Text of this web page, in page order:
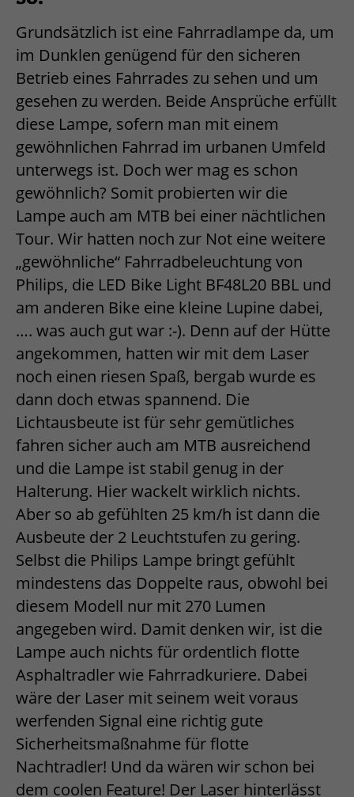
Grundsätzlich ist eine Fahrradlampe da, um
im Dunklen genügend für den sicheren
Betrieb eines Fahrrades zu sehen und um
gesehen zu werden. Beide Ansprüche erfüllt
diese Lampe, sofern man mit einem
gewöhnlichen Fahrrad im urbanen Umfeld
unterwegs ist. Doch wer mag es schon
gewöhnlich? Somit probierten wir die
Lampe auch am MTB bei einer nächtlichen
Tour. Wir hatten noch zur Not eine weitere
„gewöhnliche“ Fahrradbeleuchtung von
Philips, die LED Bike Light BF48L20 BBL und
am anderen Bike eine kleine Lupine dabei,
…. was auch gut war :-). Denn auf der Hütte
angekommen, hatten wir mit dem Laser
noch einen riesen Spaß, bergab wurde es
dann doch etwas spannend. Die
Lichtausbeute ist für sehr gemütliches
fahren sicher auch am MTB ausreichend
und die Lampe ist stabil genug in der
Halterung. Hier wackelt wirklich nichts.
Aber so ab gefühlten 25 km/h ist dann die
Ausbeute der 2 Leuchtstufen zu gering.
Selbst die Philips Lampe bringt gefühlt
mindestens das Doppelte raus, obwohl bei
diesem Modell nur mit 270 Lumen
angegeben wird. Damit denken wir, ist die
Lampe auch nichts für ordentlich flotte
Asphaltradler wie Fahrradkuriere. Dabei
wäre der Laser mit seinem weit voraus
werfenden Signal eine richtig gute
Sicherheitsmaßnahme für flotte
Nachtradler! Und da wären wir schon bei
dem coolen Feature! Der Laser hinterlässt